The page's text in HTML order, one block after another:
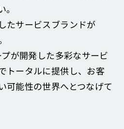
たサービスブランドが
が開発した多彩なサービ
トータルに提供し、お客
可能性の世界へとつなげて